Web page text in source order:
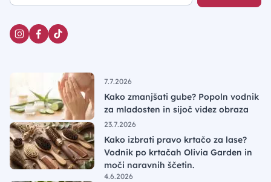
7.7.2026
Kako zmanjšati gube? Popoln vodnik
za mladosten in sijoč videz obraza
23.7.2026
Kako izbrati pravo krtačo za lase?
Vodnik po krtačah Olivia Garden in
moči naravnih ščetin.
4.6.2026